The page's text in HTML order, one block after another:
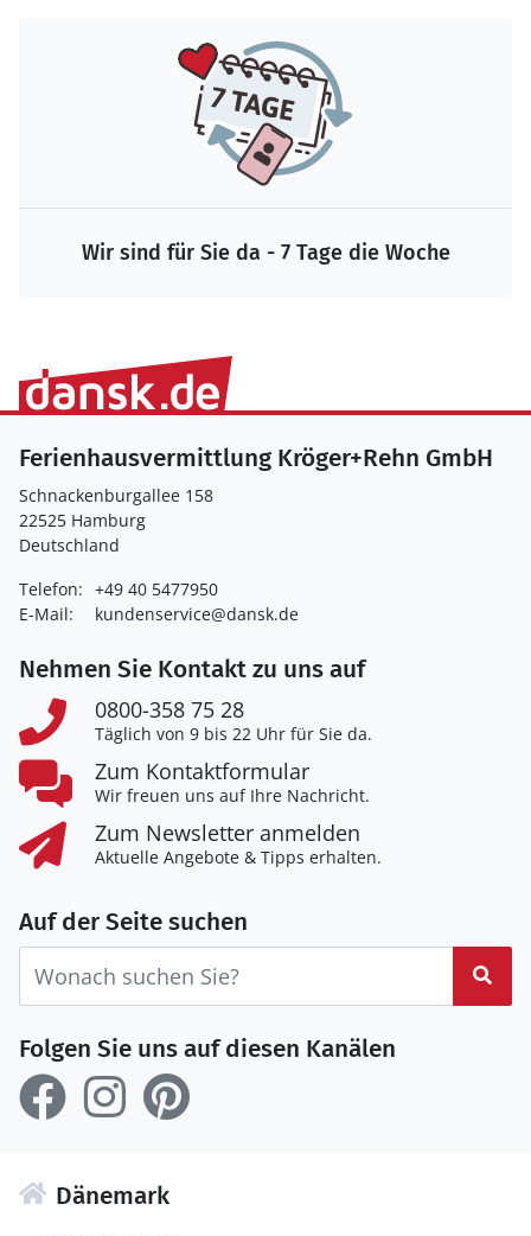
Wir sind für Sie da - 7 Tage die Woche
Ferienhausvermittlung Kröger+Rehn GmbH
Schnackenburgallee 158
22525 Hamburg
Deutschland
Telefon: +49 40 5477950
E-Mail:
kundenservice@dansk.de
Nehmen Sie Kontakt zu uns auf
0800-358 75 28
Täglich von 9 bis 22 Uhr für Sie da.
Zum Kontaktformular
Wir freuen uns auf Ihre Nachricht.
Zum Newsletter anmelden
Aktuelle Angebote & Tipps erhalten.
Auf der Seite suchen
Folgen Sie uns auf diesen Kanälen
Dänemark